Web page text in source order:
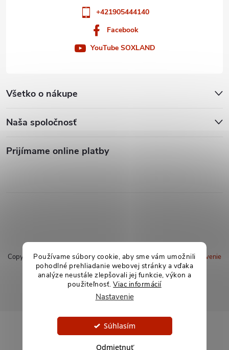
Používame súbory cookie, aby sme vám umožnili
pohodlné prehliadanie webovej stránky a vďaka
analýze neustále zlepšovali jej funkcie, výkon a
použiteľnosť.Viac informácií
Nastavenie
Odmietnuť
Súhlasím
+421905444140
Facebook
YouTube SOXLAND
Všetko o nákupe
Naša spoločnosť
Prijímame online platby
Vytvoril Shoptet
Copyright 2026soxland.sk. Všetky práva vyhradené. Upraviť nastavenie
cookies